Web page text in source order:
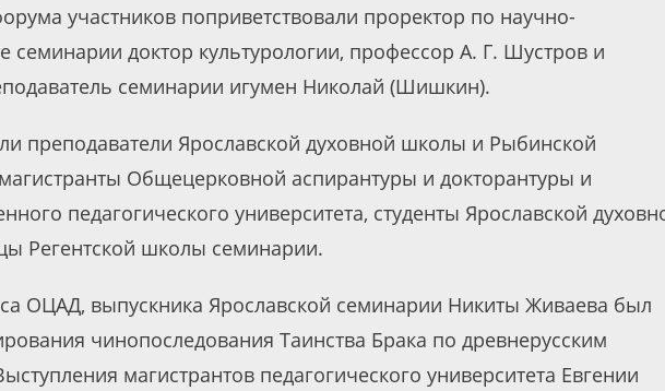
участников поприветствовали проректор по научно-
семинарии доктор культурологии, профессор А. Г. Шустров и
семинарии игумен Николай (Шишкин).
преподаватели Ярославской духовной школы и Рыбинской
Общецерковной аспирантуры и докторантуры и
педагогического университета, студенты Ярославской
Регентской школы семинарии.
ОЦАД, выпускника Ярославской семинарии Никиты Живаева был
чинопоследования Таинства Брака по древнерусским
магистрантов педагогического университета Евгении